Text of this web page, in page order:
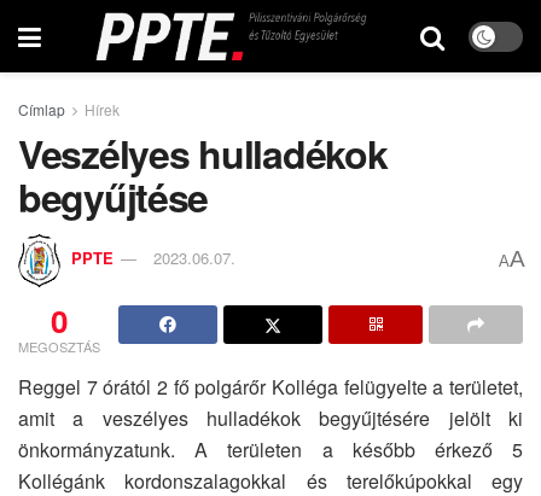
Címlap Hírek
Veszélyes hulladékok
begyűjtése
PPTE 2023.06.07. AA
0
MEGOSZTÁS
Reggel 7 órától 2 fő polgárőr Kolléga felügyelte a területet,
amit a veszélyes hulladékok begyűjtésére jelölt ki
önkormányzatunk. A területen a később érkező 5
Kollégánk kordonszalagokkal és terelőkúpokkal egy